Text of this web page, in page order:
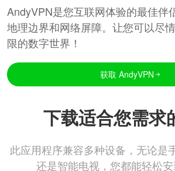
AndyVPN是您互联网体验的最佳伴
地理边界和网络屏障。让您可以尽
限的数字世界！
获取 AndyVPN
下载适合您需求
此应用程序兼容多种设备，无论是
还是智能电视，您都能轻松安